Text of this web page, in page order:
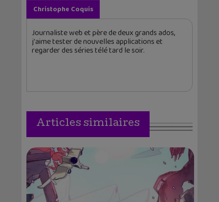
Christophe Coquis
Journaliste web et père de deux grands ados,
j'aime tester de nouvelles applications et
regarder des séries télé tard le soir.
Articles similaires